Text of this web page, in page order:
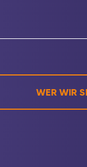
WER WIR